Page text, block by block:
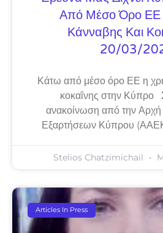
Από Μέσο Όρο ΕΕ
Κάνναβης Και
20/03/
Κάτω από μέσο όρο ΕΕ η
κοκαΐνης στην Κύπρο
ανακοίνωση από την Αρχή
Εξαρτήσεων Κύπρου
Stelios Chatzimichail
Articles In Press